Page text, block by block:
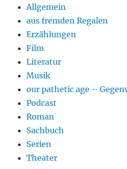
Allgemein
aus fremden Regalen
Erzählungen
Film
Literatur
Musik
our pathetic age –
Podcast
Roman
Sachbuch
Serien
Theater